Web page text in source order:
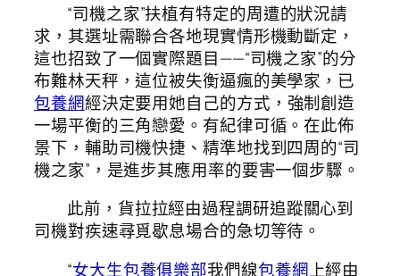
“司機之家”扶植有特定的周遭的狀況請
求，其選址需聯合各地現實情形機動斷定，
這也招致了一個實際題目——“司機之家”的分
布難林天秤，這位被失衡逼瘋的美學家，已
包養網經決定要用她自己的方式，強制創造
一場平衡的三角戀愛。有紀律可循。在此佈
景下，輔助司機快捷、精準地找到四周的“司
機之家”，是進步其應用率的要害一個步驟。
此前，貨拉拉經由過程調研追蹤關心到
司機對疾速尋覓歇息場合的急切等待。
“女大生包養俱樂部我們線包養網上經由